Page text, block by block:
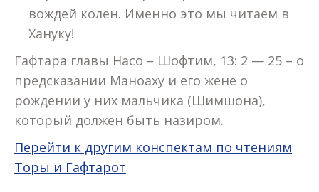
вождей колен. Именно это мы читаем в
Хануку!
Гафтара главы Насо – Шофтим, 13: 2 — 25 – о
предсказании Маноаху и его жене о
рождении у них мальчика (Шимшона),
который должен быть назиром.
Перейти к другим конспектам по чтениям
Торы и Гафтарот